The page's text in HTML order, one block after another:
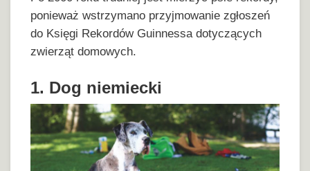
ponieważ wstrzymano przyjmowanie zgłoszeń
do Księgi Rekordów Guinnessa dotyczących
zwierząt domowych.
1. Dog niemiecki